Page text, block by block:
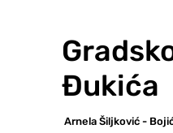
Đukića
Arnela Šiljković -